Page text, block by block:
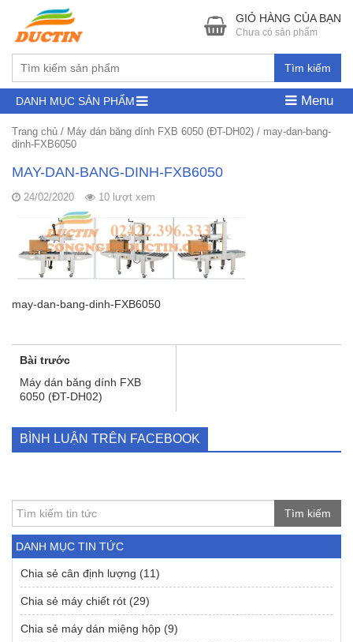
Tìm kiếm
GIỎ HÀNG CỦA BẠN
Chưa có sản phẩm
DANH MỤC SẢN PHẨM Menu
Trang chủ / Máy dán băng dính FXB 6050 (ĐT-DH02) / may-dan-bang-
dinh-FXB6050
MAY-DAN-BANG-DINH-FXB6050
24/02/2020 10 lượt xem
may-dan-bang-dinh-FXB6050
Bài trước
Máy dán băng dính FXB
6050 (ĐT-DH02)
BÌNH LUẬN TRÊN FACEBOOK
Tìm kiếm
DANH MỤC TIN TỨC
Chia sẻ cân định lượng (11)
Chia sẻ máy chiết rót (29)
Chia sẻ máy dán miệng hộp (9)